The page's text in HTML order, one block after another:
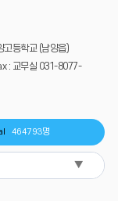
고등학교 (남양읍)
: 교무실 031-8077-
464793명
▼